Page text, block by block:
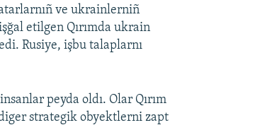
ve ukrainlerniñ
etilgen Qırımda ukrain
Rusiye, işbu talaplarnı
peyda oldı. Olar Qırım
strategik obyektlerni zapt